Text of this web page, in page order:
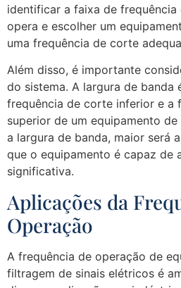
identificar a faixa de frequência
opera e escolher um
uma frequência de corte
Além disso, é importante
do sistema. A largura de banda
frequência de corte inferior e a
superior de um equipamento
a largura de banda, maior será
que o equipamento é capaz de
significativa.
Aplicações da
Operação
A frequência de operação de
filtragem de sinais elétricos é